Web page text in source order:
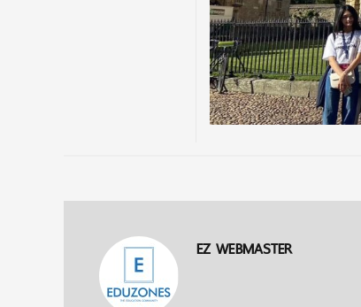
EZ WEBMASTER